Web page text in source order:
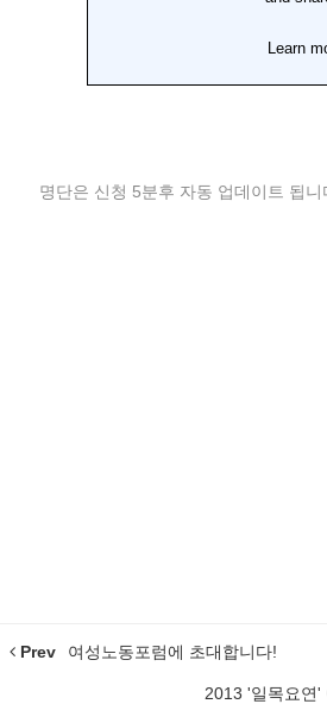
명단은 신청 5분후 자동 업데이트 됩니
Prev 여성노동포럼에 초대합니다!
2013 '일목요연'